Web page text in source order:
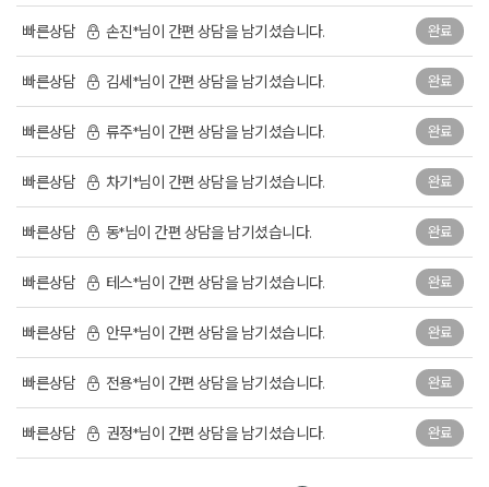
빠른상담 손진*님이 간편 상담을 남기셨습니다. 완료
빠른상담 김세*님이 간편 상담을 남기셨습니다. 완료
빠른상담 류주*님이 간편 상담을 남기셨습니다. 완료
빠른상담 차기*님이 간편 상담을 남기셨습니다. 완료
빠른상담 동*님이 간편 상담을 남기셨습니다. 완료
빠른상담 테스*님이 간편 상담을 남기셨습니다. 완료
빠른상담 안무*님이 간편 상담을 남기셨습니다. 완료
빠른상담 전용*님이 간편 상담을 남기셨습니다. 완료
빠른상담 권정*님이 간편 상담을 남기셨습니다. 완료